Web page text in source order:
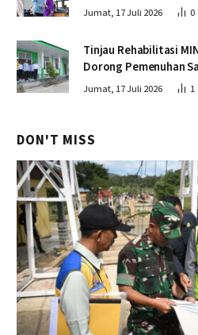
Jumat, 17 Juli 2026 0
Tinjau Rehabilitasi
Dorong Pemenuhan
Jumat, 17 Juli 2026 1
DON'T MISS